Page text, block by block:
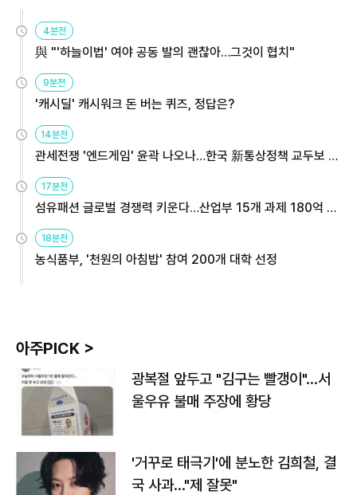
4분전
與 "'하늘이법' 여야 공동 발의 괜찮아…그것이 협치"
9분전
'캐시딜' 캐시워크 돈 버는 퀴즈, 정답은?
14분전
관세전쟁 '엔드게임' 윤곽 나오나…한국 新통상정책 교두보 활
17분전
섬유패션 글로벌 경쟁력 키운다…산업부 15개 과제 180억 지
18분전
농식품부, '천원의 아침밥' 참여 200개 대학 선정
아주PICK >
광복절 앞두고 "김구는 빨갱이"…서
울우유 불매 주장에 황당
'거꾸로 태극기'에 분노한 김희철, 결
국 사과…"제 잘못"